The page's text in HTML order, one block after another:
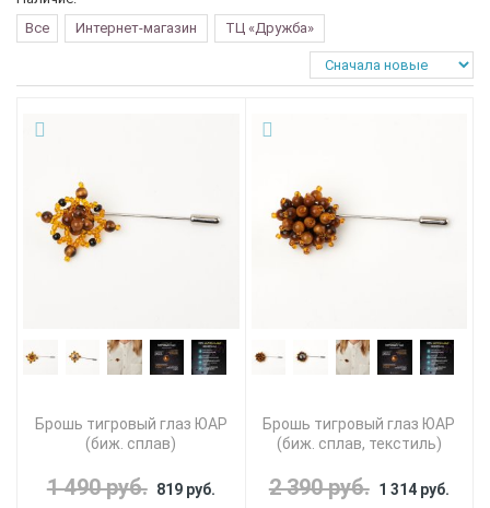
Все
Интернет-магазин ТЦ «Дружба»
Брошь тигровый глаз ЮАР
(биж. сплав)
1 490 руб. 819 руб.
Брошь тигровый глаз ЮАР
(биж. сплав, текстиль)
2 390 руб. 1 314 руб.